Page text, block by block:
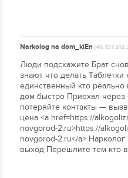
Narkolog na dom_kiEn
Люди подскажите Брат
знают что делать
единственный кто
дом быстро Приехал
потеряйте контакты —
цена <a href=https://
novgorod-2.ru>https://
novgorod-2.ru</a>
выход Перешлите тем кто